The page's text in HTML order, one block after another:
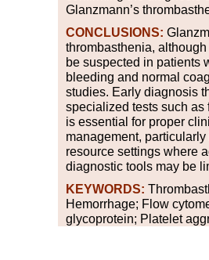
Glanzmann’s
CONCLUSIONS:
thrombasthenia, although
be suspected in patients
bleeding and normal
studies. Early diagnosis
specialized tests such as
is essential for proper
management,
resource settings where
diagnostic tools may be
KEYWORDS:
Hemorrhage; Flow
glycoprotein; Platelet